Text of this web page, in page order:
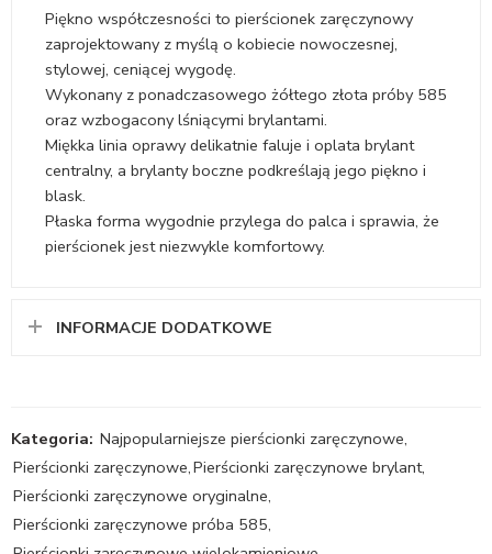
Piękno współczesności to pierścionek zaręczynowy
zaprojektowany z myślą o kobiecie nowoczesnej,
stylowej, ceniącej wygodę.
Wykonany z ponadczasowego żółtego złota próby 585
oraz wzbogacony lśniącymi brylantami.
Miękka linia oprawy delikatnie faluje i oplata brylant
centralny, a brylanty boczne podkreślają jego piękno i
blask.
Płaska forma wygodnie przylega do palca i sprawia, że
pierścionek jest niezwykle komfortowy.
INFORMACJE DODATKOWE
Kategoria: Najpopularniejsze pierścionki zaręczynowe,
Pierścionki zaręczynowe,Pierścionki zaręczynowe brylant,
Pierścionki zaręczynowe oryginalne,
Pierścionki zaręczynowe próba 585,